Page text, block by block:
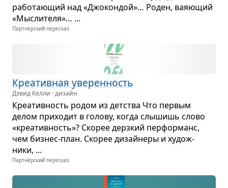
рабо­та­ю­щий над «Джо­кон­дой»… Роден, вая­ю­щий
«Мыс­ли­теля»… ...
Партнёрский пересказ
Кре­а­тив­ная уве­рен­ность
Дэвид Келли · дизайн
Кре­а­тив­ность родом из дет­ства Что пер­вым
делом при­хо­дит в голову, когда слы­шишь слово
«кре­а­тив­ность»? Ско­рее дерз­кий пер­фор­манс,
чем биз­нес-план. Ско­рее дизайнеры и худож­
ники, ...
Партнёрский пересказ